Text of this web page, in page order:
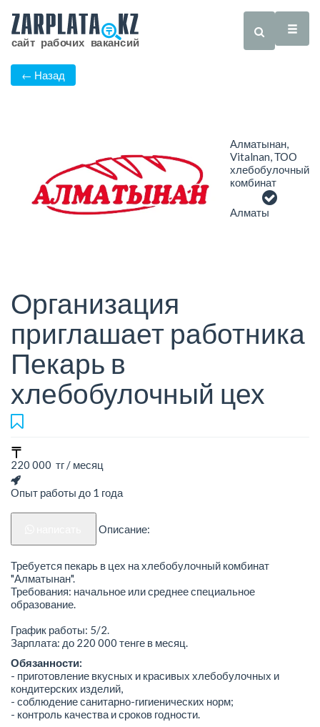
← Назад
Алматынан,
Vitalnan, ТОО
хлебобулочный
комбинат
Алматы
Организация
приглашает работника
Пекарь в
хлебобулочный цех
220 000 тг / месяц
Опыт работы до 1 года
Описание:
Требуется пекарь в цех на хлебобулочный комбинат
"Алматынан".
Требования: начальное или среднее специальное
образование.
График работы: 5/2.
Зарплата: до 220 000 тенге в месяц.
Обязанности:
- приготовление вкусных и красивых хлебобулочных и
кондитерских изделий,
- соблюдение санитарно-гигиенических норм;
- контроль качества и сроков годности.